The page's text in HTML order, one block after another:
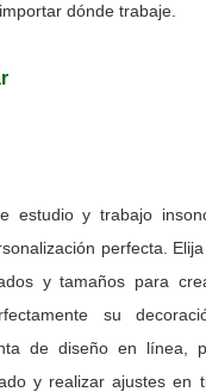
dónde trabaje.
estudio y trabajo
perfecta.
y tamaños para
su
de diseño en línea,
y realizar ajustes en